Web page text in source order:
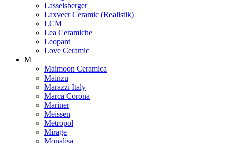
Lasselsberger
Laxveer Ceramic (Realistik)
LCM
Lea Ceramiche
Leopard
Love Ceramic
M
Maimoon Ceramica
Mainzu
Marazzi Italy
Marca Corona
Mariner
Meissen
Metropol
Mirage
Monalisa